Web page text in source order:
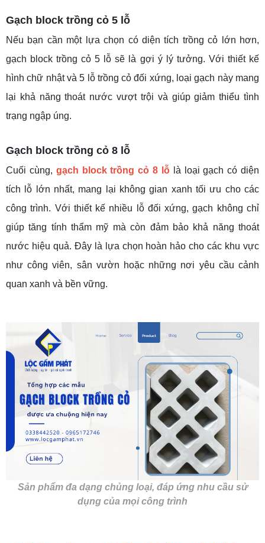
Gạch block trồng cỏ 5 lỗ
Nếu bạn cần một lựa chọn có diện tích trồng cỏ lớn hơn,
gạch block trồng cỏ 5 lỗ sẽ là gợi ý lý tưởng. Với thiết kế
hình chữ nhật và 5 lỗ trồng cỏ đối xứng, loại gạch này mang
lại khả năng thoát nước vượt trội và giúp giảm thiểu tình
trạng ngập úng.
Gạch block trồng cỏ 8 lỗ
Cuối cùng, gạch block trồng cỏ 8 lỗ là loại gạch có diện
tích lỗ lớn nhất, mang lại không gian xanh tối ưu cho các
công trình. Với thiết kế nhiều lỗ đối xứng, gạch không chỉ
giúp tăng tính thẩm mỹ mà còn đảm bảo khả năng thoát
nước hiệu quả. Đây là lựa chọn hoàn hảo cho các khu vực
như công viên, sân vườn hoặc những nơi yêu cầu cảnh
quan xanh và bền vững.
Sản phẩm đa dạng chủng loại, đáp ứng nhu cầu sử
dụng của mọi công trình